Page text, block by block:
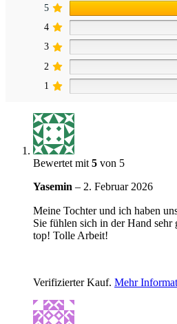
5
4
3
2
1
Bewertet mit 5 von 5
Yasemin – 2. Februar 2026
Meine Tochter und ich haben
Sie fühlen sich in der Hand
top! Tolle Arbeit!
Verifizierter Kauf. Mehr